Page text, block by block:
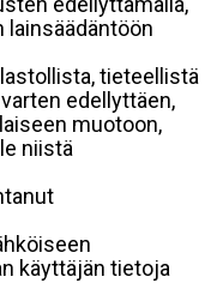
lainsäädäntöön
tieteellistä
edellyttäen,
muotoon,
niistä
käyttäjän tietoja